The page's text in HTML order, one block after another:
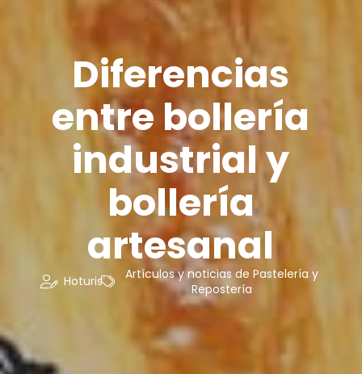
Diferencias
entre bollería
industrial y
bollería
artesanal
Hoturis
Artículos y noticias de Pastelería y
Repostería